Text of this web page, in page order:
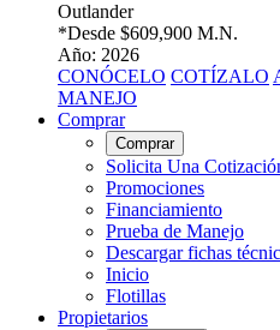
Outlander
*Desde $609,900 M.N.
Año: 2026
CONÓCELO COTÍZALO
MANEJO
Comprar
Comprar
Solicita Una
Promociones
Financiamiento
Prueba de Manejo
Descargar fichas
Inicio
Flotillas
Propietarios